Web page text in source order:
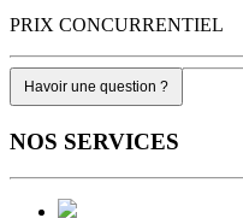
PRIX CONCURRENTIEL
Havoir une question ?
NOS SERVICES